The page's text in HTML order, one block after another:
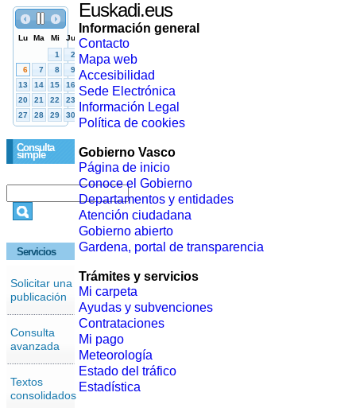
Consulta
simple
Servicios
Solicitar una
publicación
Consulta
avanzada
Textos
consolidados
Euskadi.eus
Información general
Contacto
Mapa web
Accesibilidad
Sede Electrónica
Información Legal
Política de cookies
Gobierno Vasco
Página de inicio
Conoce el Gobierno
Departamentos y entidades
Atención ciudadana
Gobierno abierto
Gardena, portal de transparencia
Trámites y servicios
Mi carpeta
Ayudas y subvenciones
Contrataciones
Mi pago
Meteorología
Estado del tráfico
Estadística